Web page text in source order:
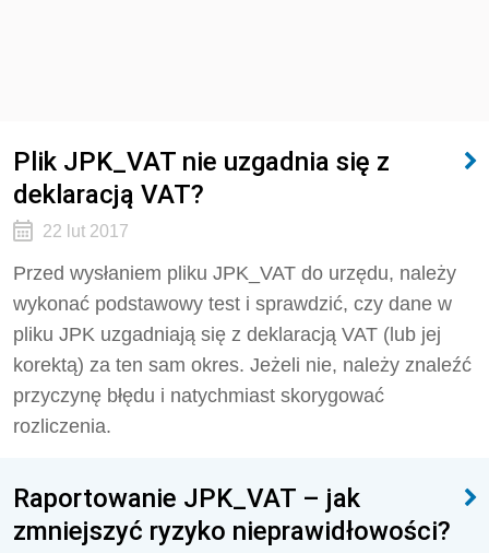
Plik JPK_VAT nie uzgadnia się z
deklaracją VAT?
22 lut 2017
Przed wysłaniem pliku JPK_VAT do urzędu, należy
wykonać podstawowy test i sprawdzić, czy dane w
pliku JPK uzgadniają się z deklaracją VAT (lub jej
korektą) za ten sam okres. Jeżeli nie, należy znaleźć
przyczynę błędu i natychmiast skorygować
rozliczenia.
Raportowanie JPK_VAT – jak
zmniejszyć ryzyko nieprawidłowości?